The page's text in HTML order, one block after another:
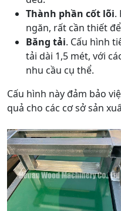
Thành phần cốt lõi.
ngăn, rất cần thiết
Băng tải. Cấu hình
tải dài 1,5 mét, với
nhu cầu cụ thể.
Cấu hình này đảm bảo
quả cho các cơ sở sản